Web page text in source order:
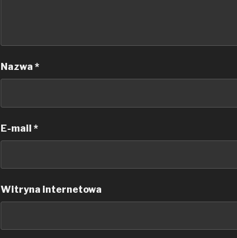
Nazwa *
E-mail *
Witryna internetowa